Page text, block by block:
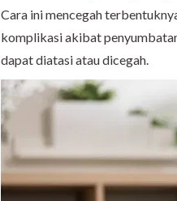
Cara ini mencegah
komplikasi akibat
dapat diatasi atau dicegah.